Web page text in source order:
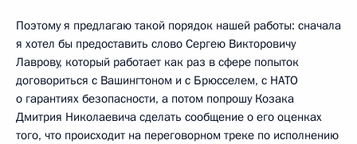
Поэтому я предлагаю такой порядок нашей работы: сначала
я хотел бы предоставить слово Сергею Викторовичу
Лаврову, который работает как раз в сфере попыток
договориться с Вашингтоном и с Брюсселем, с НАТО
о гарантиях безопасности, а потом попрошу Козака
Дмитрия Николаевича сделать сообщение о его оценках
того, что происходит на переговорном треке по исполнению